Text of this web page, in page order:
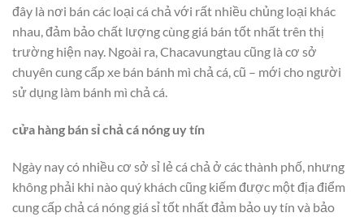
đây là nơi bán các loại cá chả với rất nhiều chủng loại khác
nhau, đảm bảo chất lượng cùng giá bán tốt nhất trên thị
trường hiện nay. Ngoài ra, Chacavungtau cũng là cơ sở
chuyên cung cấp xe bán bánh mì chả cá, cũ – mới cho người
sử dụng làm bánh mì chả cá.
cửa hàng bán sỉ chả cá nóng uy tín
Ngày nay có nhiều cơ sở sỉ lẻ cá chả ở các thành phố, nhưng
không phải khi nào quý khách cũng kiếm được một địa điểm
cung cấp chả cá nóng giá sỉ tốt nhất đảm bảo uy tín và bảo